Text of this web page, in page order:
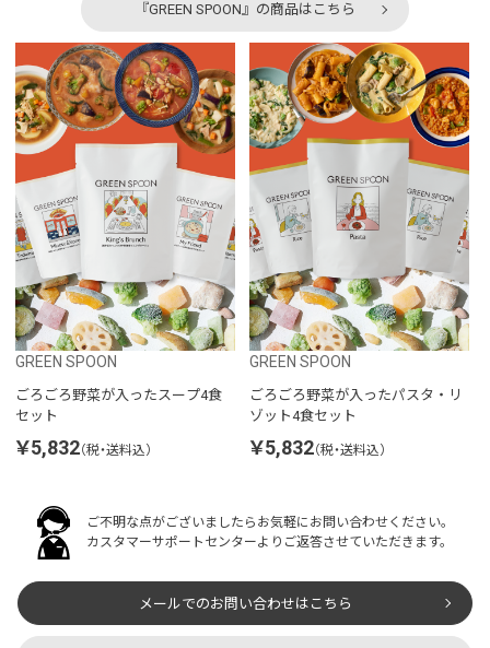
『GREEN SPOON』の商品はこちら
GREEN SPOON
ごろごろ野菜が入ったスープ4食
セット
￥5,832（税・送料込）
GREEN SPOON
ごろごろ野菜が入ったパスタ・リ
ゾット4食セット
￥5,832（税・送料込）
ご不明な点がございましたらお気軽にお問い合わせください。
カスタマーサポートセンターよりご返答させていただきます。
メールでのお問い合わせはこちら